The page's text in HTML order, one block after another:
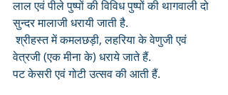
लाल एवं पीले पुष्पों की विविध पुष्पों की थागवाली दो
सुन्दर मालाजी धरायी जाती है.
श्रीहस्त में कमलछड़ी, लहरिया के वेणुजी एवं
वेत्रजी (एक मीना के) धराये जाते हैं.
पट केसरी एवं गोटी उत्सव की आती हैं.